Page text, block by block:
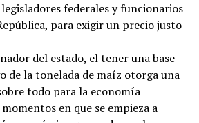
federales y funcionarios
para exigir un precio justo
del estado, el tener una base
de la tonelada de maíz otorga una
todo para la economía
en que se empieza a